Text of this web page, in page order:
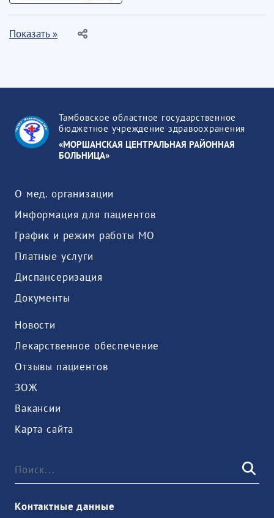
Показать »
Тамбовское областное государственное
бюджетное учреждение здравоохранения
«МОРШАНСКАЯ ЦЕНТРАЛЬНАЯ РАЙОННАЯ
БОЛЬНИЦА»
О мед. организации
Информация для пациентов
График и режим работы МО
Платные услуги
Диспансеризация
Документы
Новости
Лекарственное обеспечение
Отзывы пациентов
ЗОЖ
Вакансии
Карта сайта
Контактные данные